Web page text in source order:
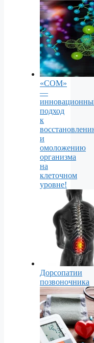
«СОМ»
—
подход
к
и
омоложению
организма
на
клеточном
уровне!
Дорсопатии
позвоночника